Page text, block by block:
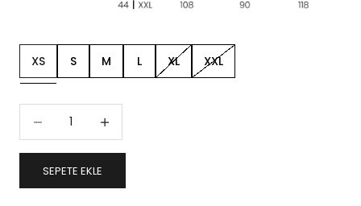
XS S M L XL XXL
SEPETE EKLE